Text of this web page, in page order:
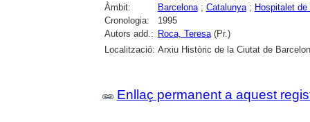
Àmbit:
Barcelona; Catalunya; Hospitalet de
Cronologia:
1995
Autors add.: Roca, Teresa(Pr.)
Localització: Arxiu Històric de la Ciutat de
Enllaç permanent a aquest